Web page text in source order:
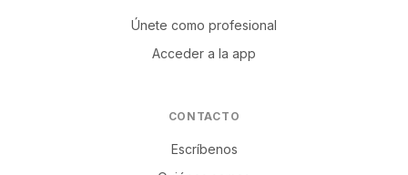
Únete como profesional
Acceder a la app
CONTACTO
Escríbenos